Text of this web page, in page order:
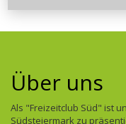
Über uns
Als "Freizeitclub Süd" ist
Südsteiermark zu